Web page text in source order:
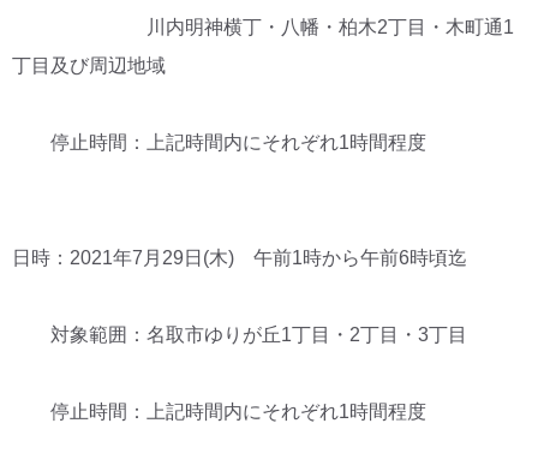
川内明神横丁・八幡・柏木2丁目・木町通1
丁目及び周辺地域
停止時間：上記時間内にそれぞれ1時間程度
日時：2021年7月29日(木) 午前1時から午前6時頃迄
対象範囲：名取市ゆりが丘1丁目・2丁目・3丁目
停止時間：上記時間内にそれぞれ1時間程度